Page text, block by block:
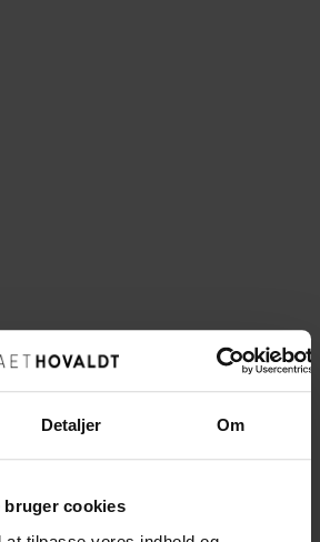
Detaljer Om
bruger cookies